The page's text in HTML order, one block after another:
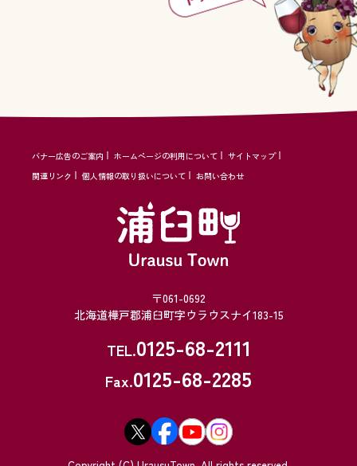
バナー広告のご案内 ホームページの利用について
サイトマップ
関連リンク
個人情報の取り扱いについて お問い合わせ
〒061-0692
北海道樺戸郡浦臼町字ウラウスナイ183-15
TEL.0125-68-2111
Fax.0125-68-2285